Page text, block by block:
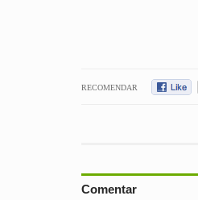
RECOMENDAR
Comentar